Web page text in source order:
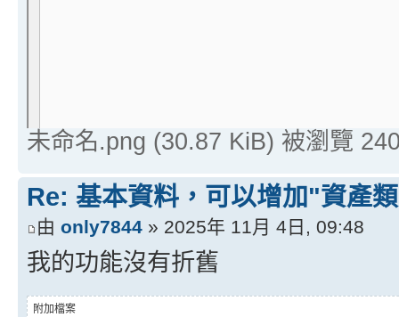
未命名.png (30.87 KiB) 被瀏覽
Re: 基本資料，可以增加"資產
由 only7844 » 2025年 11月 4日, 09:48
我的功能沒有折舊
附加檔案